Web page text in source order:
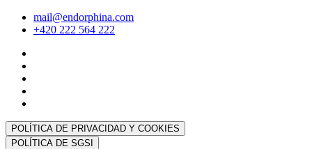
mail@endorphina.com
+420 222 564 222
POLÍTICA DE PRIVACIDAD Y COOKIES
POLÍTICA DE SGSI